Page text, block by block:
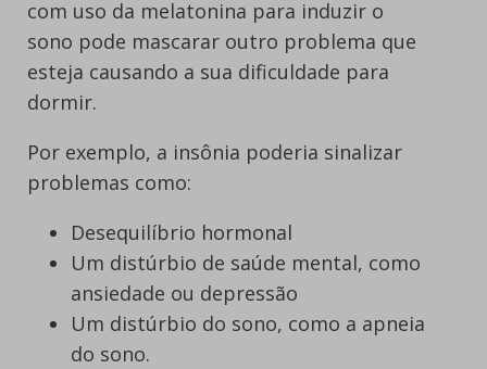
com uso da melatonina para induzir o
sono pode mascarar outro problema que
esteja causando a sua dificuldade para
dormir.
Por exemplo, a insônia poderia sinalizar
problemas como:
Desequilíbrio hormonal
Um distúrbio de saúde mental, como
ansiedade ou depressão
Um distúrbio do sono, como a apneia
do sono.